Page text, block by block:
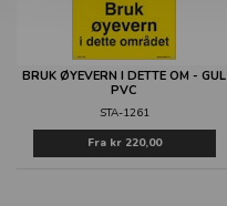
BRUK ØYEVERN I DETTE OM - GUL
PVC
STA-1261
Fra kr 220,00